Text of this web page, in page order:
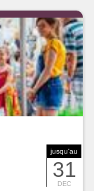
jusqu'au
31
DEC